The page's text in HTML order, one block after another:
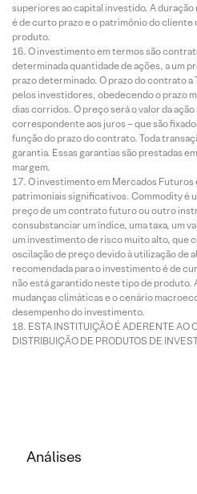
superiores ao capital investido. A
é de curto prazo e o patrimônio do
produto.
O investimento em termos são
determinada quantidade de ações, a um
prazo determinado. O prazo do contrato
pelos investidores, obedecendo o prazo
dias corridos. O preço será o valor da
correspondente aos juros – que são
função do prazo do contrato. Toda
garantia. Essas garantias são prestadas
margem.
O investimento em Mercados
patrimoniais significativos. Commodity é
preço de um contrato futuro ou outro
consubstanciar um índice, uma taxa, um
um investimento de risco muito alto, que
oscilação de preço devido à utilização de
recomendada para o investimento é de
não está garantido neste tipo de produto.
mudanças climáticas e o cenário
desempenho do investimento.
ESTA INSTITUIÇÃO É ADERENTE AO
DISTRIBUIÇÃO DE PRODUTOS DE
Análises